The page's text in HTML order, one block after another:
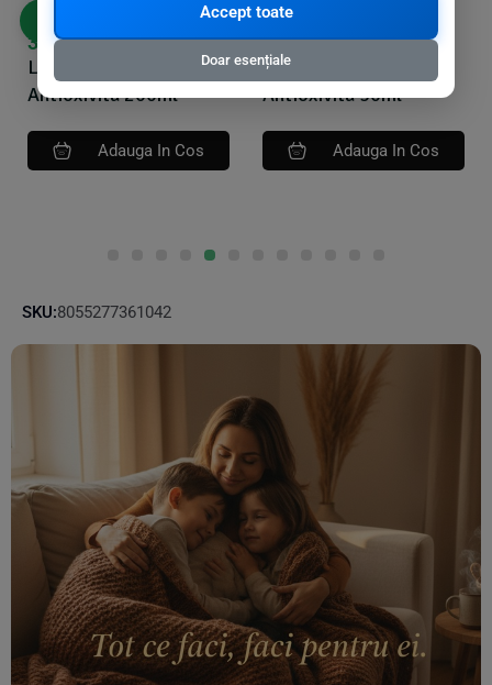
Lapte demachiant
Antioxivita 200ml
33,77lei
Adauga In Cos
Crema antirid
Antioxivita 50ml
32,16lei
Adauga In Cos
SKU:8055277361042
Accept toate
Doar esențiale